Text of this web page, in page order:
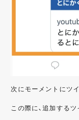
次にモーメントにツ
この際に、追加する